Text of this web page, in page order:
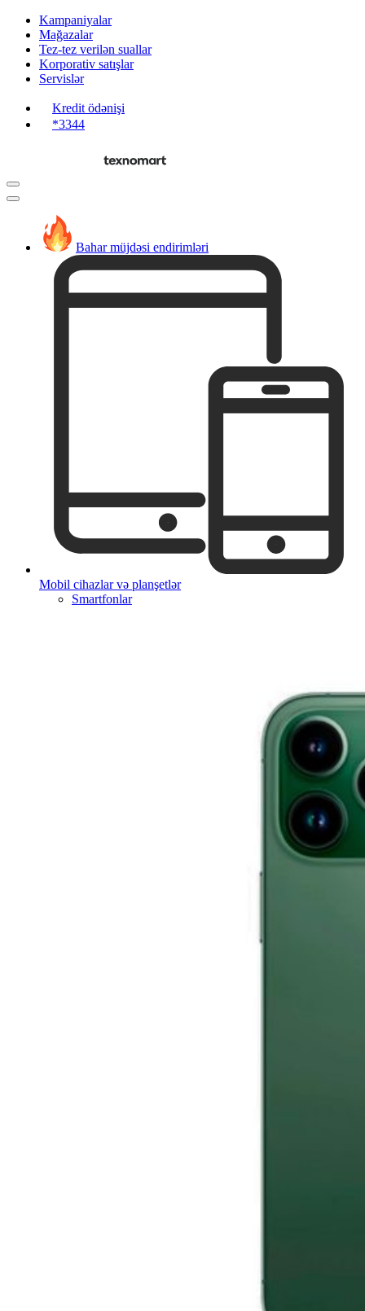
Kampaniyalar
Mağazalar
Tez-tez verilən suallar
Korporativ satışlar
Servislər
Kredit ödənişi
*3344
Bahar müjdəsi endirimləri
Mobil cihazlar və planşetlər
Smartfonlar